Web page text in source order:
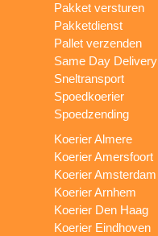
Pakket versturen
Pakketdienst
Pallet verzenden
Same Day Delivery
Sneltransport
Spoedkoerier
Spoedzending
Koerier Almere
Koerier Amersfoort
Koerier Amsterdam
Koerier Arnhem
Koerier Den Haag
Koerier Eindhoven